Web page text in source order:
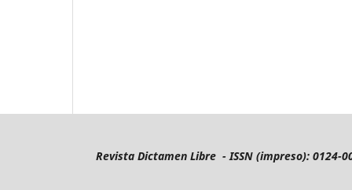
Revista Dictamen Libre - ISSN (impreso): 0124-